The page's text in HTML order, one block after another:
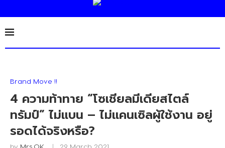
Brand Move !!
4 ความท้าทาย “โซเชียลมีเดียสไตล์
ทรัมป์” ไม่แบน – ไม่แคนเซิลผู้ใช้งาน อยู่
รอดได้จริงหรือ?
by Mrs.OK 29 March 2021